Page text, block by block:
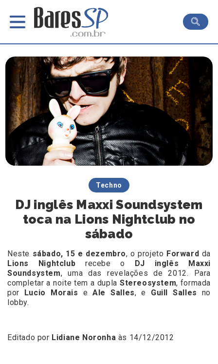
Techno
DJ inglês Maxxi Soundsystem
toca na Lions Nightclub no
sábado
Neste sábado, 15 e dezembro, o projeto Forward da
Lions Nightclub recebe o
DJ inglês Maxxi
Soundsystem, uma das revelações de 2012. Para
completar a noite tem a dupla Stereosystem, formada
por Lucio Morais eAle Salles, e Guill Salles no
lobby.
Editado por Lidiane Noronha às 14/12/2012